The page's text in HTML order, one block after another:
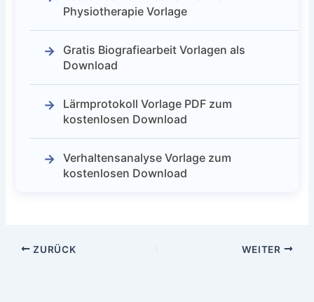
Physiotherapie Vorlage
Gratis Biografiearbeit Vorlagen als
Download
Lärmprotokoll Vorlage PDF zum
kostenlosen Download
Verhaltensanalyse Vorlage zum
kostenlosen Download
ZURÜCK WEITER